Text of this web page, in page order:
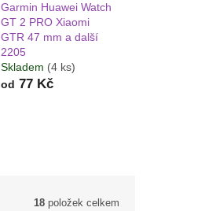
Garmin Huawei Watch
GT 2 PRO Xiaomi
GTR 47 mm a další
2205
Skladem (4 ks)
od 77 Kč
18 položek celkem